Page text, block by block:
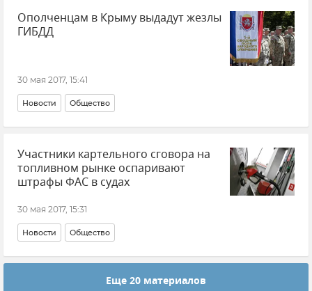
Ополченцам в Крыму выдадут жезлы
ГИБДД
30 мая 2017, 15:41
Новости Общество
Участники картельного сговора на
топливном рынке оспаривают
штрафы ФАС в судах
30 мая 2017, 15:31
Новости Общество
Еще 20 материалов